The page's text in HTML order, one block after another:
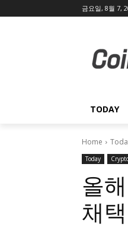
금요일, 8월 7,
TODAY
Home
Today
올
채